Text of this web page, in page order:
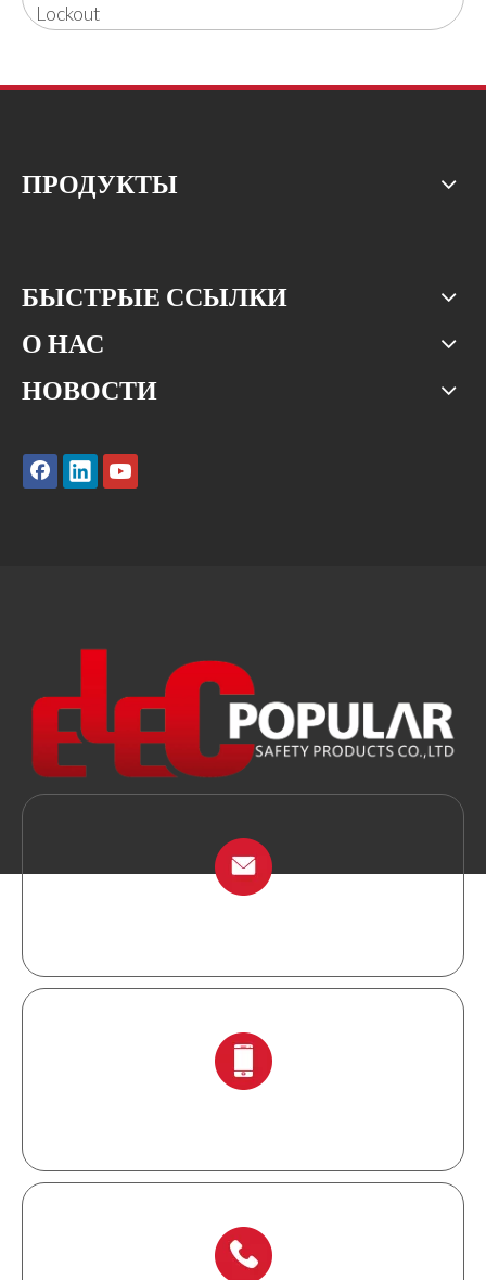
Lockout
ПРОДУКТЫ
БЫСТРЫЕ ССЫЛКИ
О НАС
НОВОСТИ